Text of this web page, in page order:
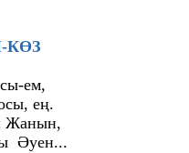
КӨЗ
ем,
ең.
Жанын,
Әуен...